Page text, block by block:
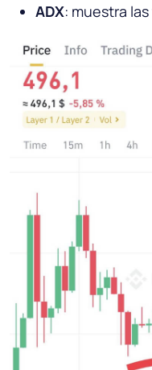
ADX: muestra